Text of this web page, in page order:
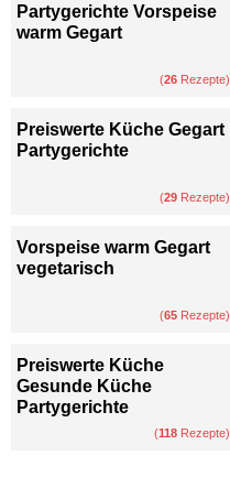
Partygerichte Vorspeise
warm Gegart
(26 Rezepte)
Preiswerte Küche Gegart
Partygerichte
(29 Rezepte)
Vorspeise warm Gegart
vegetarisch
(65 Rezepte)
Preiswerte Küche
Gesunde Küche
Partygerichte
(118 Rezepte)